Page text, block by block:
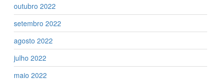
outubro 2022
setembro 2022
agosto 2022
julho 2022
maio 2022